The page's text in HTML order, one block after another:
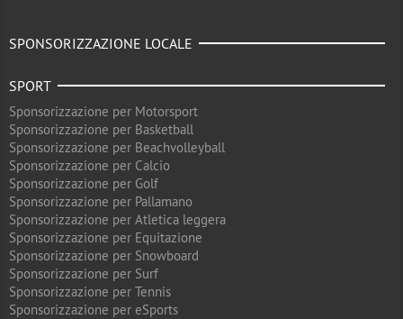
SPONSORIZZAZIONE LOCALE
SPORT
Sponsorizzazione per Motorsport
Sponsorizzazione per Basketball
Sponsorizzazione per Beachvolleyball
Sponsorizzazione per Calcio
Sponsorizzazione per Golf
Sponsorizzazione per Pallamano
Sponsorizzazione per Atletica leggera
Sponsorizzazione per Equitazione
Sponsorizzazione per Snowboard
Sponsorizzazione per Surf
Sponsorizzazione per Tennis
Sponsorizzazione per eSports